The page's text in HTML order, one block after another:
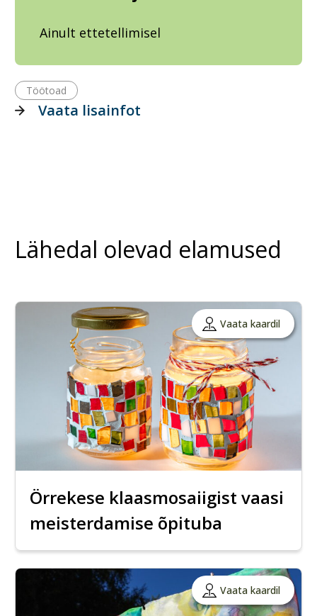
Ainult ettetellimisel
Töötoad
Vaata lisainfot
Lähedal olevad elamused
Vaata kaardil
Örrekese klaasmosaiigist vaasi
meisterdamise õpituba
Vaata kaardil